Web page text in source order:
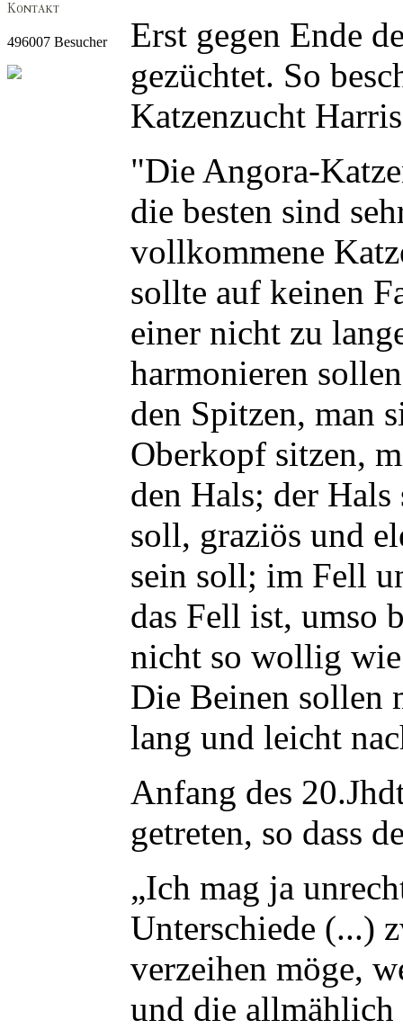
496007 Besucher
Erst gegen Ende
gezüchtet. So
Katzenzucht
"Die Angora-
die besten sind
vollkommene
sollte auf keinen
einer nicht zu
harmonieren
den Spitzen, man
Oberkopf sitzen,
den Hals; der
soll, graziös und
sein soll; im Fell
das Fell ist, umso
nicht so wollig wie
Die Beinen sollen
lang und leicht
Anfang des
getreten, so dass
„Ich mag ja
Unterschiede (...)
verzeihen möge,
und die allmählich